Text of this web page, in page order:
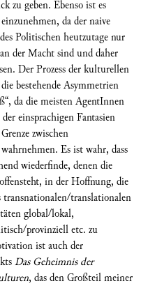
zu geben. Ebenso ist es
da der naive
Politischen heutzutage nur
der Macht sind und daher
Der Prozess der kulturellen
bestehende Asymmetrien
da die meisten AgentInnen
einsprachigen Fantasien
zwischen
Es ist wahr, dass
wiederfinde, denen die
in der Hoffnung, die
translationalen
global/lokal,
provinziell etc. zu
ist auch der
Das Geheimnis der
, das den Großteil meiner